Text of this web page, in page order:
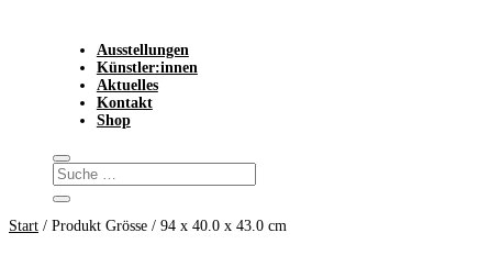
Ausstellungen
Künstler:innen
Aktuelles
Kontakt
Shop
Start / Produkt Grösse / 94 x 40.0 x 43.0 cm